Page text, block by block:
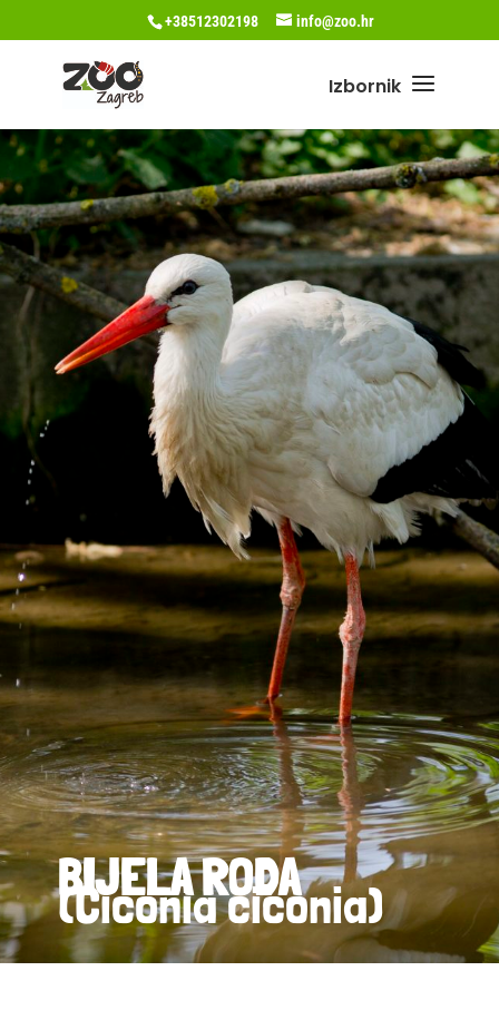
+38512302198 info@zoo.hr
BIJELA RODA
(Ciconia ciconia)